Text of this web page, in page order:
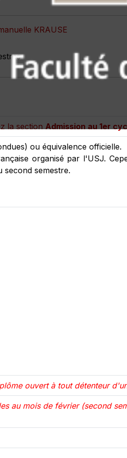
KRAUSE
la section Admission au 1er
ou équivalence officielle.
organisé par l'USJ.
second semestre.
ouvert à tout détenteur
au mois de février (second